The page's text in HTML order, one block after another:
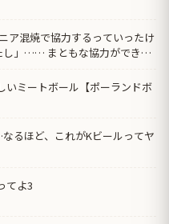
ア混焼で協力するっていったけ
し」…… まともな協力ができな
いミートボール【ポーランドボ
るほど、これがKビールってヤ
てよ3